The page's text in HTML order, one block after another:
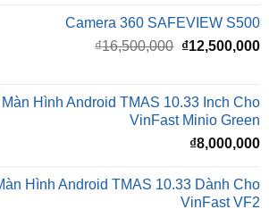
gốc
₫16,500,000.
Màn Hình Android TMAS 10.33 Inch Cho
₫8,000,000
Màn Hình Android TMAS 10.33 Dành Cho
₫8,000,000